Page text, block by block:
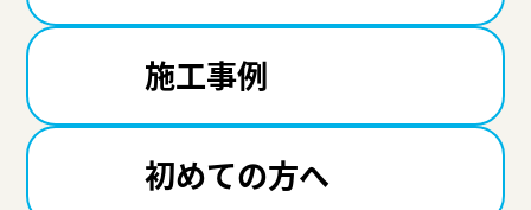
施工事例
初めての方へ